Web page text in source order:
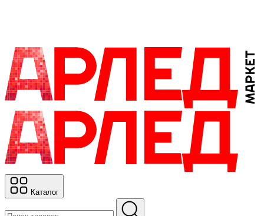
Каталог